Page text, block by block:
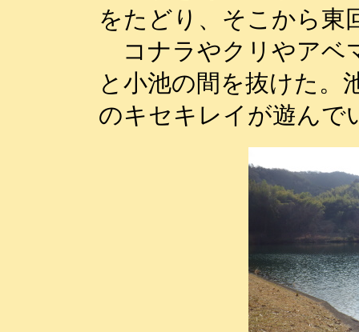
をたどり、そこから東
コナラやクリやアベ
と小池の間を抜けた。
のキセキレイが遊んで